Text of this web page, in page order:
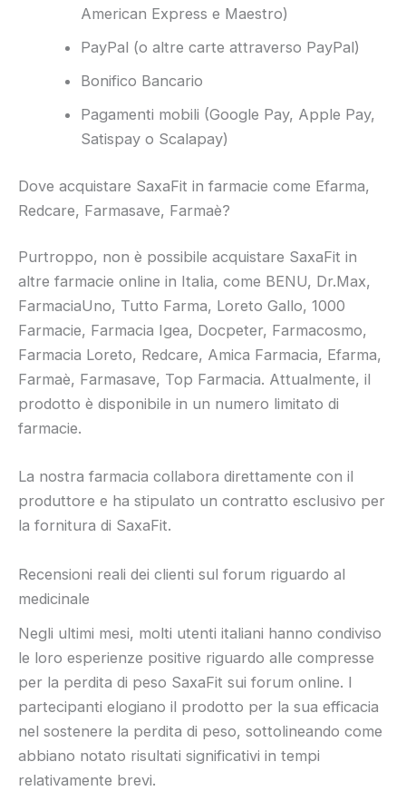
American Express e Maestro)
PayPal (o altre carte attraverso PayPal)
Bonifico Bancario
Pagamenti mobili (Google Pay, Apple Pay,
Satispay o Scalapay)
Dove acquistare SaxaFit in farmacie come Efarma,
Redcare, Farmasave, Farmaè?
Purtroppo, non è possibile acquistare SaxaFit in
altre farmacie online in Italia, come BENU, Dr.Max,
FarmaciaUno, Tutto Farma, Loreto Gallo, 1000
Farmacie, Farmacia Igea, Docpeter, Farmacosmo,
Farmacia Loreto, Redcare, Amica Farmacia, Efarma,
Farmaè, Farmasave, Top Farmacia. Attualmente, il
prodotto è disponibile in un numero limitato di
farmacie.
La nostra farmacia collabora direttamente con il
produttore e ha stipulato un contratto esclusivo per
la fornitura di SaxaFit.
Recensioni reali dei clienti sul forum riguardo al
medicinale
Negli ultimi mesi, molti utenti italiani hanno condiviso
le loro esperienze positive riguardo alle compresse
per la perdita di peso SaxaFit sui forum online. I
partecipanti elogiano il prodotto per la sua efficacia
nel sostenere la perdita di peso, sottolineando come
abbiano notato risultati significativi in tempi
relativamente brevi.